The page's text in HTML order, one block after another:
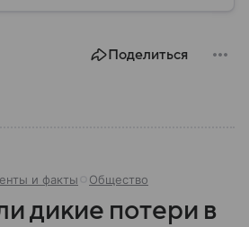
Поделиться
и факты Общество
дикие потери в